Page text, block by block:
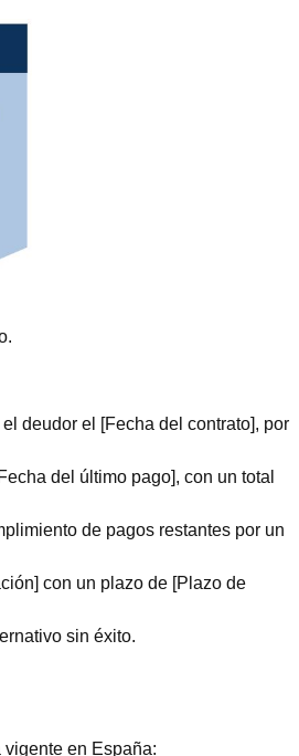
deudor el [Fecha del contrato], por
del último pago], con un total
de pagos restantes por un
con un plazo de [Plazo de
sin éxito.
en España: